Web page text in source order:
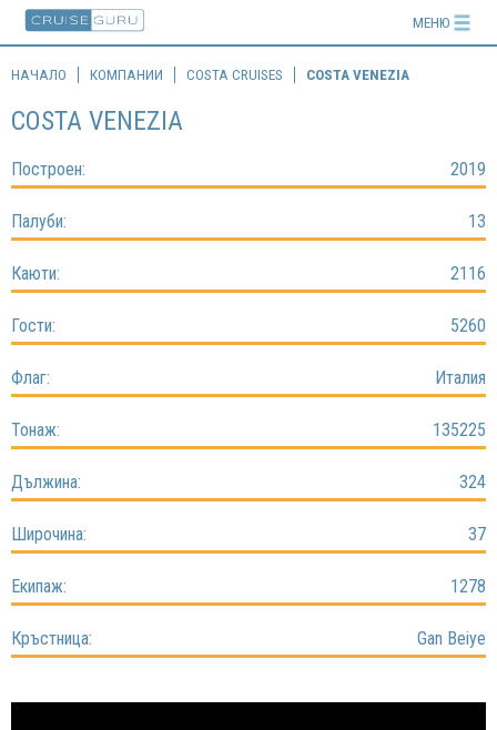
ТЪРСИ КРУИЗ
МЕНЮ
НАЧАЛО КОМПАНИИ COSTA CRUISES COSTA VENEZIA
COSTA VENEZIA
Построен: 2019
Палуби: 13
Каюти: 2116
Гости: 5260
Флаг: Италия
Тонаж: 135225
Дължина: 324
Широчина: 37
Екипаж: 1278
Кръстница: Gan Beiye